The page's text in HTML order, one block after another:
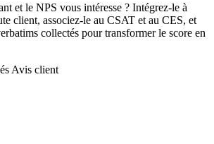
et le NPS vous intéresse ? Intégrez-le à
client, associez-le au CSAT et au CES, et
collectés pour transformer le score en
Avis client